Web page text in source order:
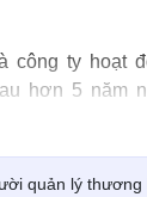
công ty hoạt
hơn 5 năm
phần thương
mọi miền
quản lý